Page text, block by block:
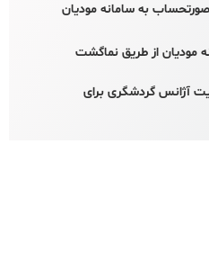
به سامانه مودیان
مودیان از طریق نماگشت
آژانس گردشگری برای